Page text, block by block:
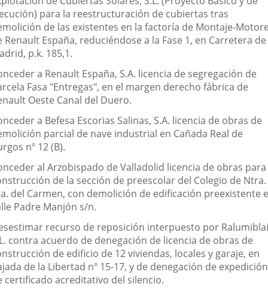
para la reestructuración de cubiertas tras
de las existentes en la factoría de Montaje-
Renault España, reduciéndose a la Fase 1, en Carretera de
p.k. 185,1.
a Renault España, S.A. licencia de segregación de
Fasa "Entregas", en el margen derecho fábrica de
Oeste Canal del Duero.
a Befesa Escorias Salinas, S.A. licencia de obras de
parcial de nave industrial en Cañada Real de
nº 12 (B).
al Arzobispado de Valladolid licencia de obras
de la sección de preescolar del Colegio de Ntra.
del Carmen, con demolición de edificación preexistente
Padre Manjón s/n.
recurso de reposición interpuesto por
contra acuerdo de denegación de licencia de obras de
de edificio de 12 viviendas, locales y garaje, en
de la Libertad nº 15-17, y de denegación de expedición
certificado acreditativo del silencio.